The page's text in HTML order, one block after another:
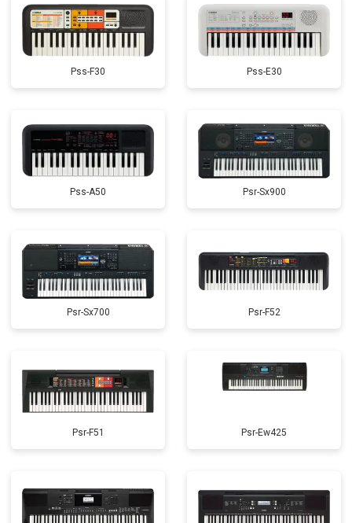
Pss-F30 Pss-E30
Pss-A50 Psr-Sx900
Psr-Sx700 Psr-F52
Psr-F51 Psr-Ew425